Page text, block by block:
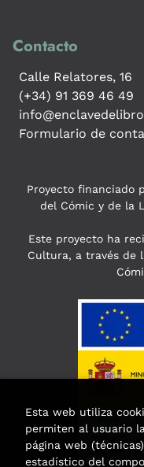
Contacto
Calle Relatores, 16
(+34) 91 369 46 49
Formulario de
Proyecto financiado
del Cómic y de la
Este proyecto ha
Cultura, a través de
Esta web utiliza
permiten al usuario
página web
estadístico del